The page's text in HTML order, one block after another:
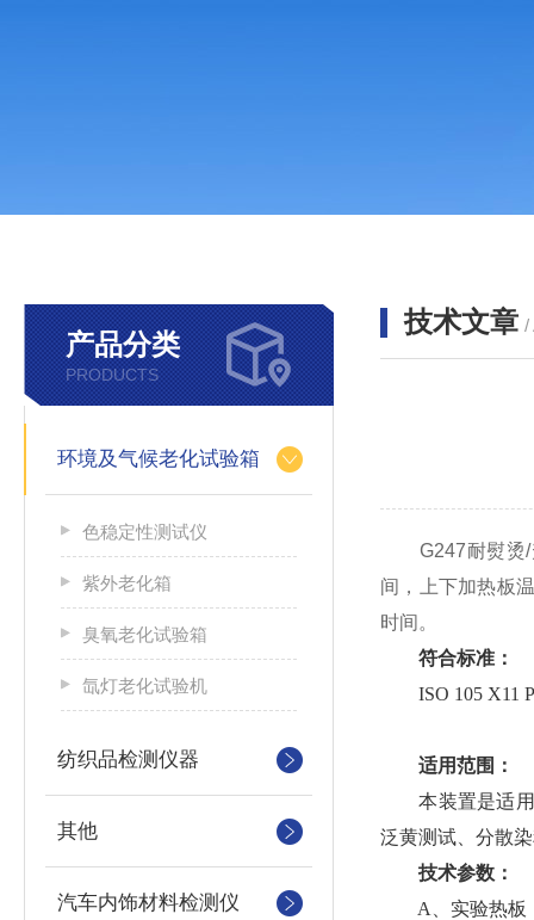
产品分类
PRODUCTS
环境及气候老化试验箱
色稳定性测试仪
紫外老化箱
臭氧老化试验箱
氙灯老化试验机
纺织品检测仪器
其他
汽车内饰材料检测仪
技术文章 /
G247耐熨烫
间，上下加热板
时间。
符合标准：
ISO 105 X11
适用范围：
本装置是适用
泛黄测试、分散
技术参数：
A、实验热板：